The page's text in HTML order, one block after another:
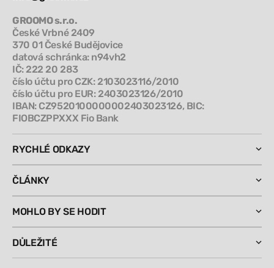
GROOMO s.r.o.
České Vrbné 2409
370 01 České Budějovice
datová schránka: n94vh2
IČ: 222 20 283
číslo účtu pro CZK: 2103023116/2010
číslo účtu pro EUR: 2403023126/2010
IBAN: CZ9520100000002403023126, BIC:
FIOBCZPPXXX Fio Bank
RYCHLÉ ODKAZY
ČLÁNKY
MOHLO BY SE HODIT
DŮLEŽITÉ